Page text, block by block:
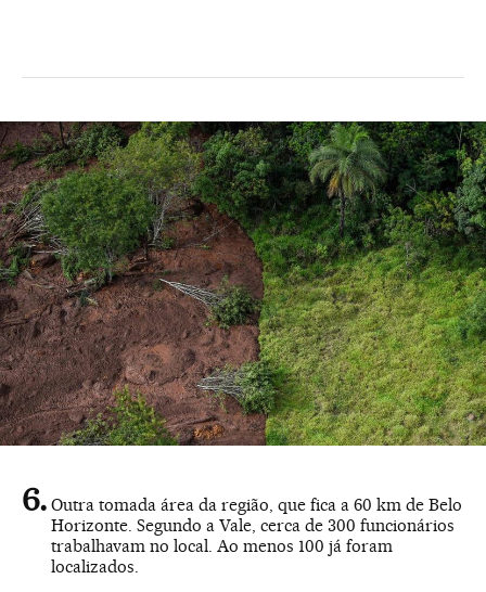
Outra tomada área da região, que fica a 60 km de Belo
Horizonte. Segundo a Vale, cerca de 300 funcionários
trabalhavam no local. Ao menos 100 já foram
localizados.